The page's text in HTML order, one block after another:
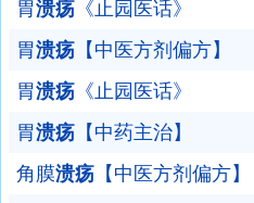
胃溃疡 《止园医话》
胃溃疡 【中医方剂偏方】
胃溃疡 《止园医话》
胃溃疡 【中药主治】
角膜溃疡 【中医方剂偏方】